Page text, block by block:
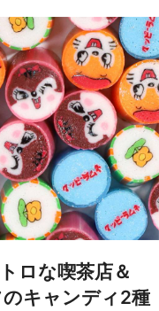
ロな喫茶店＆
キャンディ2種